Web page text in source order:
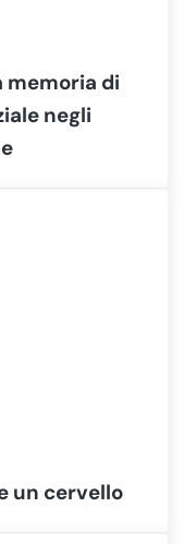
memoria di
negli
un cervello